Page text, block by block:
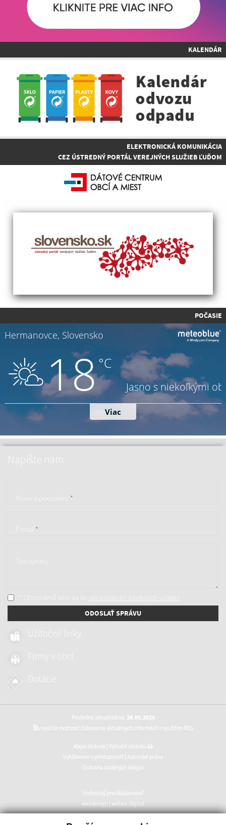
KALENDÁR
ELEKTRONICKÁ KOMUNIKÁCIA
CEZ ÚSTREDNÝ PORTÁL VEREJNÝCH SLUŽIEB ĽUĎOM
POČASIE
Napíšte nám
*
*
ODOSLAŤ SPRÁVU
Užitočné linky
Firmy v obci
Dotácie
Posledná aktualizácia: 28.05.2026
využite možnosť získavania aktuálnych informácií s využitím RSS
Mapa stránok | Vytlačiť stránku
Vyhlásenie o prístupnosti | Autorské práva
Ochrana osobných údajov
technický prevádzkovateľ
webdesign
webex.digital
CMS systém (redakčný) systém ECHELON 2